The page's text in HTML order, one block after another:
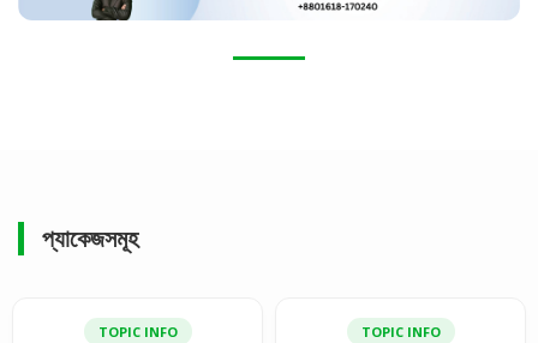
প্যাকেজসমূহ
TOPIC INFO TOPIC INFO